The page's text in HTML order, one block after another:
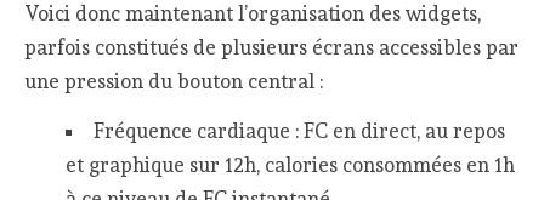
Voici donc maintenant l’organisation des widgets,
parfois constitués de plusieurs écrans accessibles par
une pression du bouton central :
Fréquence cardiaque : FC en direct, au repos
et graphique sur 12h, calories consommées en 1h